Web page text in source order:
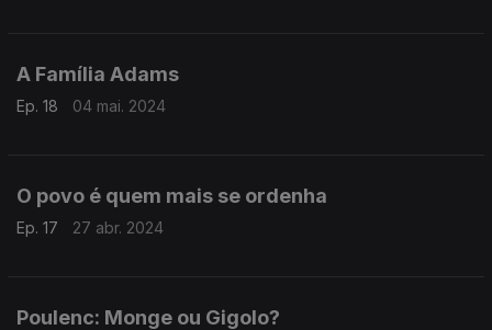
A Família Adams
Ep. 18 04 mai. 2024
O povo é quem mais se ordenha
Ep. 17 27 abr. 2024
Poulenc: Monge ou Gigolo?